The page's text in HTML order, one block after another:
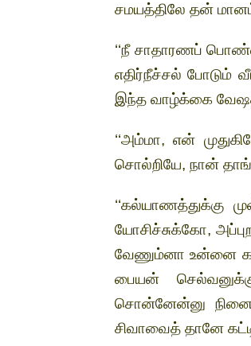
சமயத்திலே தன்
‘‘நீ சாதாரணப்
எதிர்நீச்சல் போடும்
இந்த வாழ்க்கை
‘‘அம்மா, என்
சொல்றியே, நான்
‘‘கல்யாணத்துக்கு
யோசிச்சுக்கோ,
வேணும்னா உன்னை
பையன்
சொன்னேன்னு
சிவாவைத் தானே